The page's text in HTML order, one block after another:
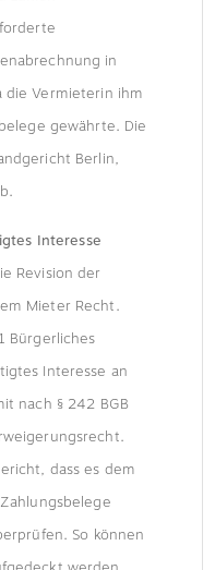
in
die Vermieterin ihm
gewährte. Die
Berlin,
Interesse
Revision der
Mieter Recht.
Bürgerliches
Interesse an
nach § 242 BGB
dass es dem
So können